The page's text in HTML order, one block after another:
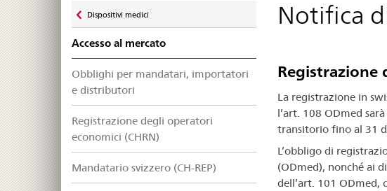
zu
Dispositivi medici
Accesso al mercato
Obblighi per mandatari, importatori
e distributori
Registrazione degli operatori
economici (CHRN)
Mandatario svizzero (CH-REP)
Notifica
Registrazione
La registrazione in
l’art. 108 ODmed
transitorio fino al 31
L’obbligo di
(ODmed), nonché ai
dell’art. 101 ODmed,